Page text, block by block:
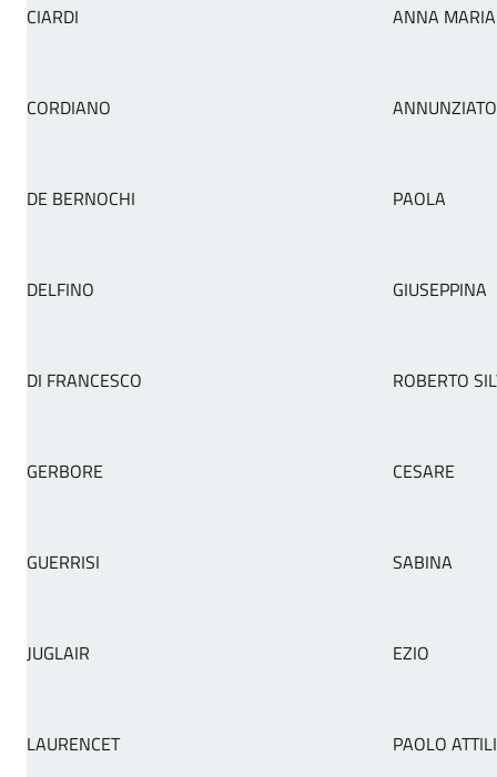
CIARDI ANNA MARIA
CORDIANO ANNUNZIATO
DE BERNOCHI PAOLA
DELFINO GIUSEPPINA
DI FRANCESCO ROBERTO
GERBORE CESARE
GUERRISI SABINA
JUGLAIR EZIO
LAURENCET PAOLO